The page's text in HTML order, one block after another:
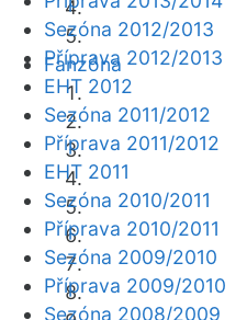
Fanzóna
Sezóna 2012/2013
Příprava 2012/2013
EHT 2012
Sezóna 2011/2012
Příprava 2011/2012
EHT 2011
Sezóna 2010/2011
Příprava 2010/2011
Sezóna 2009/2010
Příprava 2009/2010
Sezóna 2008/2009